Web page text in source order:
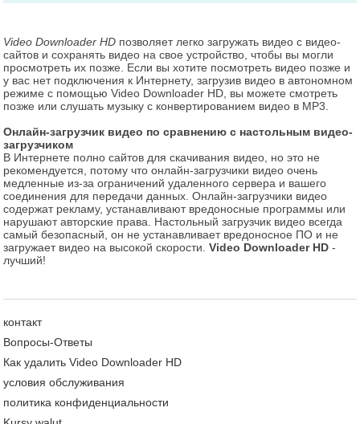
Video Downloader HD позволяет легко загружать видео с видео-
сайтов и сохранять видео на свое устройство, чтобы вы могли
просмотреть их позже. Если вы хотите посмотреть видео позже и
у вас нет подключения к Интернету, загрузив видео в автономном
режиме с помощью Video Downloader HD, вы можете смотреть
позже или слушать музыку с конвертированием видео в MP3.
Онлайн-загрузчик видео по сравнению с настольным видео-
загрузчиком
В Интернете полно сайтов для скачивания видео, но это не
рекомендуется, потому что онлайн-загрузчики видео очень
медленные из-за ограничений удаленного сервера и вашего
соединения для передачи данных. Онлайн-загрузчики видео
содержат рекламу, устанавливают вредоносные программы или
нарушают авторские права. Настольный загрузчик видео всегда
самый безопасный, он не устанавливает вредоносное ПО и не
загружает видео на высокой скорости.Video Downloader HD -
лучший!
контакт
Вопросы-Ответы
Как удалить Video Downloader HD
условия обслуживания
политика конфиденциальности